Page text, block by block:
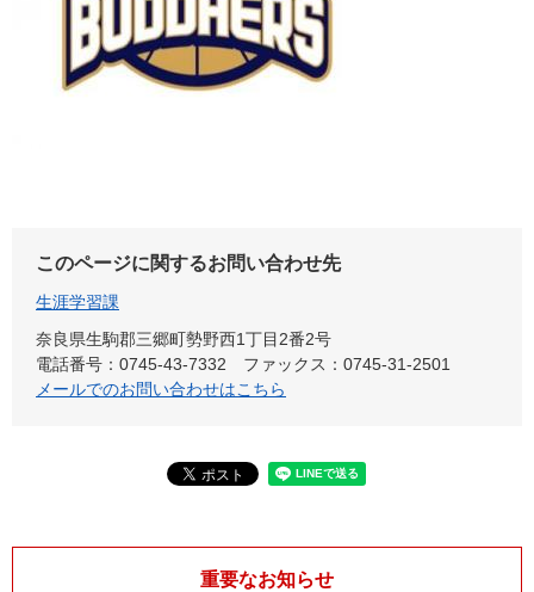
このページに関するお問い合わせ先
生涯学習課
奈良県生駒郡三郷町勢野西1丁目2番2号
電話番号：0745-43-7332
ファックス：0745-31-2501
メールでのお問い合わせはこちら
重要なお知らせ